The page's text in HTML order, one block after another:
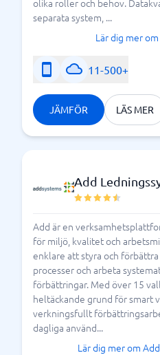
blir nästintill omöjligt för er
hanterar era dokument.
Vilka
finns på
leverantörer är
digitala dokument medan
dokumenthantering är en
så finns det många
marknaden som ni kan
även filtrera fram vad som
Jämför olika
BusinessWith, för att hitta
företag allra bäst.
olika roller och behov.
separata system, ...
Lär dig mer
11-500+
JÄMFÖR LÄS MER
Add
Add är en
för miljö, kvalitet och
enklare att styra och
processer och arbeta
förbättringar. Med över 15
heltäckande grund för smart
verkningsfullt
dagliga använd...
Lär dig mer om